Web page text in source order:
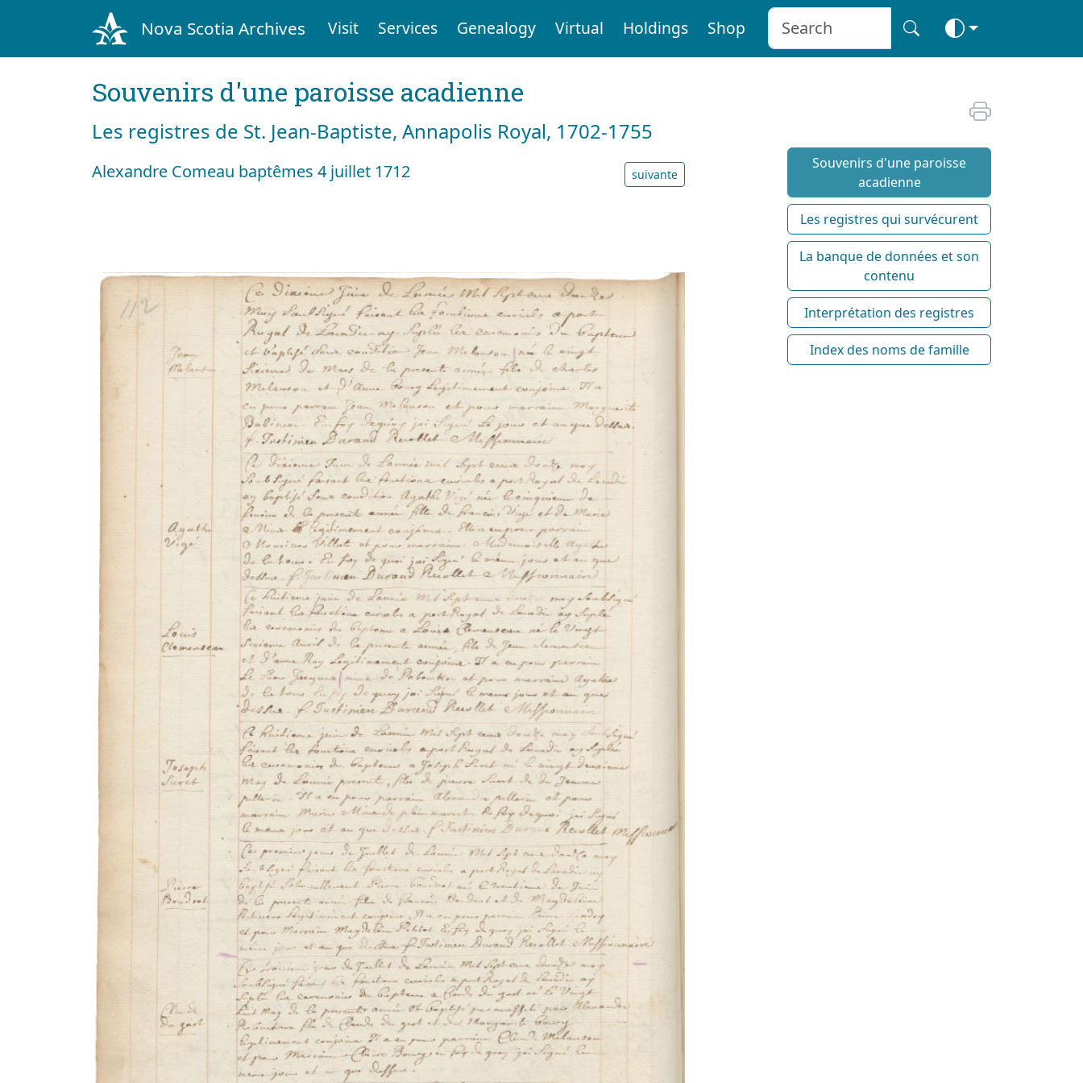
Nova Scotia Archives Visit Services Genealogy Virtual Holdings Shop
Souvenirs d'une paroisse acadienne
Les registres de St. Jean-Baptiste, Annapolis Royal, 1702-1755
Alexandre Comeau baptêmes 4 juillet 1712 suivante
Souvenirs d'une paroisse
acadienne
Les registres qui survécurent
La banque de données et son
contenu
Interprétation des registres
Index des noms de famille